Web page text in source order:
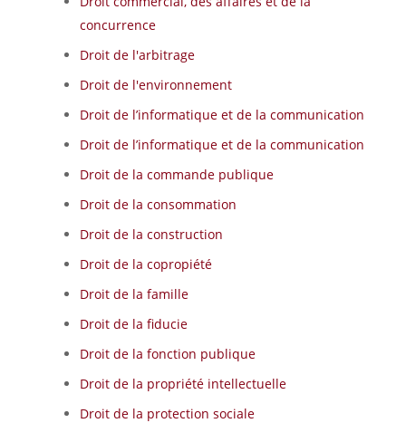
concurrence
Droit de l'arbitrage
Droit de l'environnement
Droit de l’informatique et de la communication
Droit de l’informatique et de la communication
Droit de la commande publique
Droit de la consommation
Droit de la construction
Droit de la copropiété
Droit de la famille
Droit de la fiducie
Droit de la fonction publique
Droit de la propriété intellectuelle
Droit de la protection sociale